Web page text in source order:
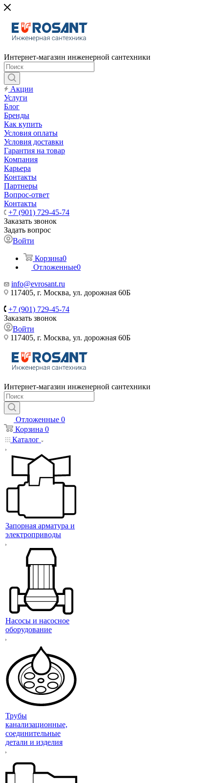
Интернет-магазин инженерной сантехники
Акции
Услуги
Блог
Бренды
Как купить
Условия оплаты
Условия доставки
Гарантия на товар
Компания
Карьера
Контакты
Партнеры
Вопрос-ответ
Контакты
+7 (901) 729-45-74
Заказать звонок
Задать вопрос
Войти
Корзина0
Отложенные0
info@evrosant.ru
117405, г. Москва, ул. дорожная 60Б
+7 (901) 729-45-74
Заказать звонок
Войти
117405, г. Москва, ул. дорожная 60Б
Интернет-магазин инженерной сантехники
Отложенные 0
Корзина 0
Каталог
Запорная арматура и
электроприводы
Насосы и насосное
оборудование
Трубы
канализационные,
соединительные
детали и изделия